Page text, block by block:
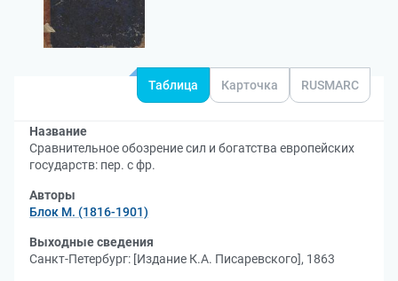
Таблица Карточка RUSMARC
Название
Сравнительное обозрение сил и богатства европейских
государств: пер. с фр.
Авторы
Блок М. (1816-1901)
Выходные сведения
Санкт-Петербург: [Издание К.А. Писаревского], 1863